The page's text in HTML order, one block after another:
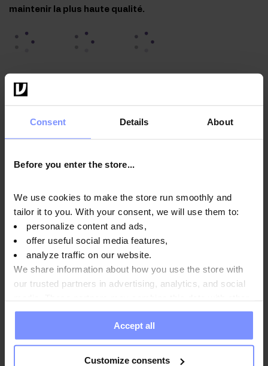
Consent Details About
Before you enter the store...
We use cookies to make the store run smoothly and
tailor it to you. With your consent, we will use them to:
personalize content and ads,
offer useful social media features,
analyze traffic on our website.
We share information about how you use the store with
our trusted partners in advertising, analytics, and social
information you have provided to them or that they have
collected when you use their services. Do you agree?
Accept all
Customize consents
maintenir la plus haute qualité.
OstroVit Creatine Monohydrate - Contrôle
métaux lourds 19.03.2026
OstroVit Creatine Monohydrate - Contrôle
microbiologique 28.03.2024
OstroVit Creatine Monohydrate - Contrôle de la teneur en
Mode d'emploi